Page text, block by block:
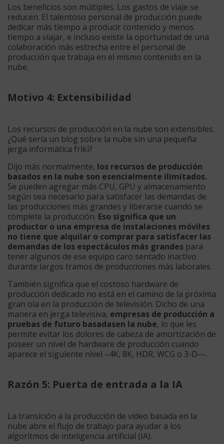
Los beneficios son múltiples. Los gastos de viaje se
reducen. El talentoso personal de producción puede
dedicar más tiempo a producir contenido y menos
tiempo a viajar, e incluso existe la oportunidad de una
colaboración más estrecha entre el personal de
producción que trabaja en el mismo contenido en la
nube.
Motivo 4: Extensibilidad
Los recursos de producción en la nube son extensibles.
¿Qué sería un blog sobre la nube sin una pequeña
jerga informática friki?
Dijo más normalmente, los recursos de producción
basados en la nube son esencialmente ilimitados.
Se pueden agregar más CPU, GPU y almacenamiento
según sea necesario para satisfacer las demandas de
las producciones más grandes y liberarse cuando se
complete la producción. Eso significa que un
productor o una empresa de instalaciones móviles
no tiene que alquilar o comprar para satisfacer las
demandas de los espectáculos más grandes para
tener algunos de ese equipo caro sentado inactivo
durante largos tramos de producciones más laborales.
También significa que el costoso hardware de
producción dedicado no está en el camino de la próxima
gran ola en la producción de televisión. Dicho de una
manera en jerga televisiva, empresas de producción a
pruebas de futuro basadasen la nube, lo que les
permite evitar los dolores de cabeza de amortización de
poseer un nivel de hardware de producción cuando
aparece el siguiente nivel –4K, 8K, HDR, WCG o 3-D—.
Razón 5: Puerta de entrada a la IA
La transición a la producción de video basada en la
nube abre el flujo de trabajo para ayudar a los
algoritmos de inteligencia artificial (IA).